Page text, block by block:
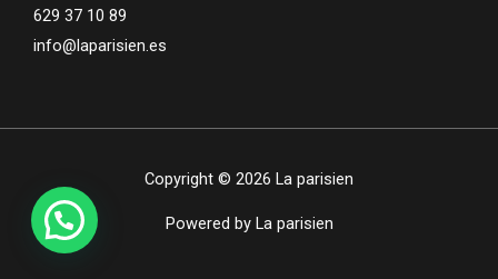
629 37 10 89
info@laparisien.es
Copyright © 2026 La parisien
Powered by La parisien